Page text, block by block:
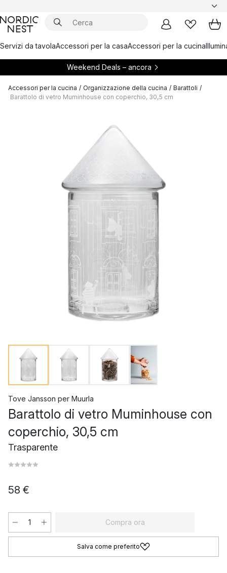
Servizi da tavolaAccessori per la casaAccessori per la cucina
Weekend Deals – ancora
Accessori per la cucina / Organizzazione della cucina / Barattoli /
Barattolo di vetro Muminhouse con coperchio, 30,5 cm
Tove Jansson per Muurla
Barattolo di vetro Muminhouse con
coperchio, 30,5 cm
Trasparente
58 €
Compra ora
Salva come preferito